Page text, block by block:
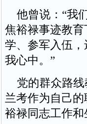
他曾说：“我
焦裕禄事迹教
学、参军入伍
我心中。”
党的群众路线
兰考作为自己
裕禄同志工作